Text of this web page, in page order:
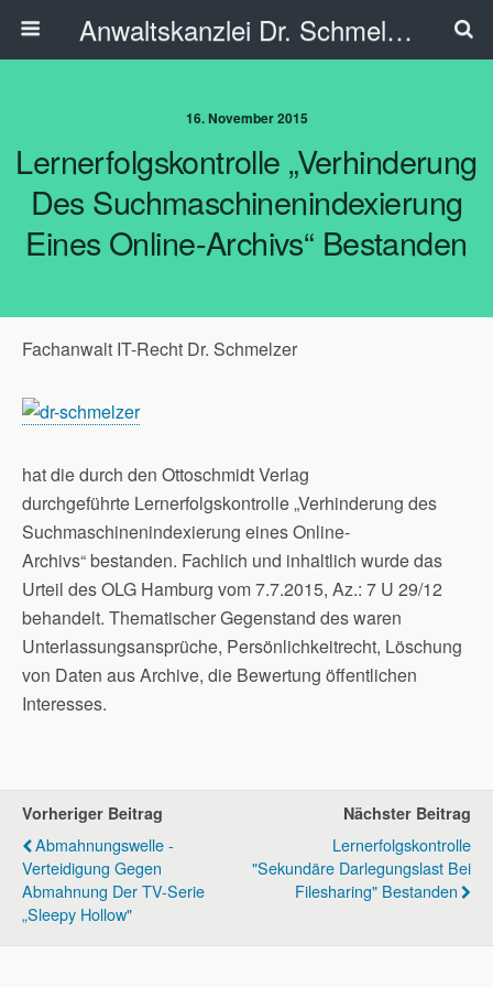
Anwaltskanzlei Dr. Schmelzer - Ahlen
16. November 2015
Lernerfolgskontrolle „Verhinderung
Des Suchmaschinenindexierung
Eines Online-Archivs“ Bestanden
Fachanwalt IT-Recht Dr. Schmelzer
hat die durch den Ottoschmidt Verlag
durchgeführte Lernerfolgskontrolle „Verhinderung des
Suchmaschinenindexierung eines Online-
Archivs“ bestanden. Fachlich und inhaltlich wurde das
Urteil des OLG Hamburg vom 7.7.2015, Az.: 7 U 29/12
behandelt. Thematischer Gegenstand des waren
Unterlassungsansprüche, Persönlichkeitrecht, Löschung
von Daten aus Archive, die Bewertung öffentlichen
Interesses.
Vorheriger Beitrag
Abmahnungswelle -
Verteidigung Gegen
Abmahnung Der TV-Serie
„Sleepy Hollow"
Nächster Beitrag
Lernerfolgskontrolle
"Sekundäre Darlegungslast Bei
Filesharing" Bestanden